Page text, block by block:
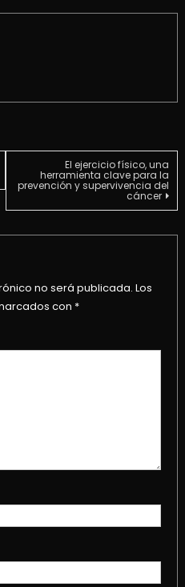
El ejercicio físico, una
herramienta clave para la
prevención y supervivencia del
cáncer
no será publicada. Los
con *